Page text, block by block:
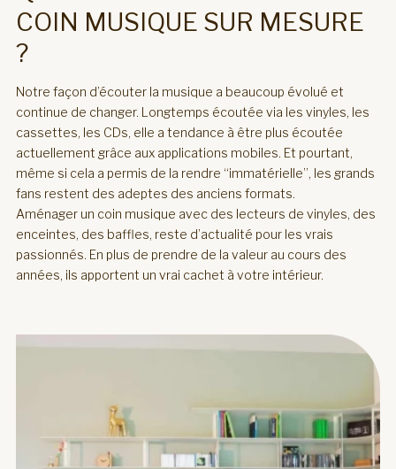
COIN MUSIQUE SUR MESURE
?
Notre façon d’écouter la musique a beaucoup évolué et
continue de changer. Longtemps écoutée via les vinyles, les
cassettes, les CDs, elle a tendance à être plus écoutée
actuellement grâce aux applications mobiles. Et pourtant,
même si cela a permis de la rendre “immatérielle”, les grands
fans restent des adeptes des anciens formats.
Aménager un coin musique avec des lecteurs de vinyles, des
enceintes, des baffles, reste d’actualité pour les vrais
passionnés. En plus de prendre de la valeur au cours des
années, ils apportent un vrai cachet à votre intérieur.